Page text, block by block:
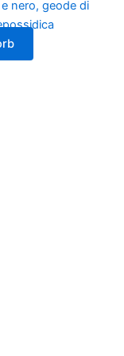
nero, geode di